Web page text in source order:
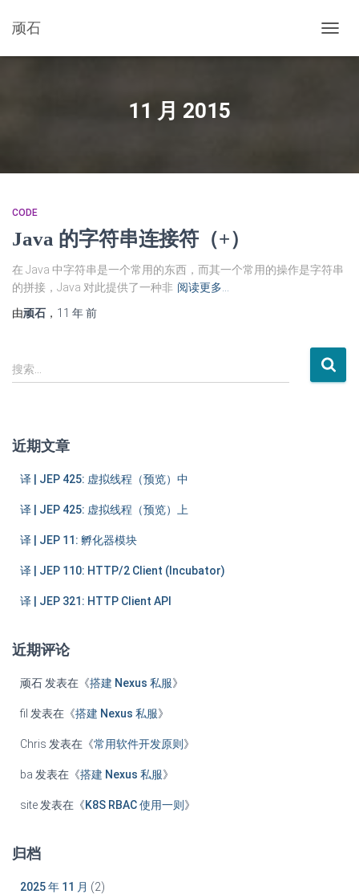
顽石
换
11 月 2015
CODE
Java 的字符串连接符（+）
在 Java 中字符串是一个常用的东西，而其一个常用的操作是字符串
的拼接，Java 对此提供了一种非 阅读更多…
由顽石 ， 11 年前
搜
索
搜索…
近期文章
译 | JEP 425: 虚拟线程（预览）中
译 | JEP 425: 虚拟线程（预览）上
译 | JEP 11: 孵化器模块
译 | JEP 110: HTTP/2 Client (Incubator)
译 | JEP 321: HTTP Client API
近期评论
顽石 发表在《搭建 Nexus 私服》
fil 发表在《搭建 Nexus 私服》
Chris 发表在《常用软件开发原则 》
ba 发表在《搭建 Nexus 私服》
site 发表在《K8S RBAC 使用一则 》
归档
2025 年 11 月 (2)